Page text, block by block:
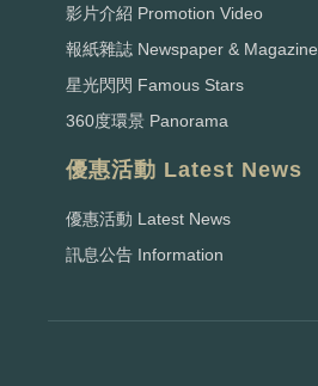
影片介紹 Promotion Video
報紙雜誌 Newspaper & Magazine
星光閃閃 Famous Stars
360度環景 Panorama
優惠活動 Latest News
優惠活動 Latest News
訊息公告 Information